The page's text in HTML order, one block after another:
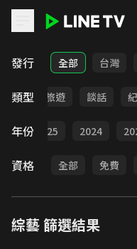
LINE TV - 綜藝
發行 全部 台灣
類型
美食 旅遊 談話
年份 2025 2024
資格 全部 免費
綜藝篩選結果